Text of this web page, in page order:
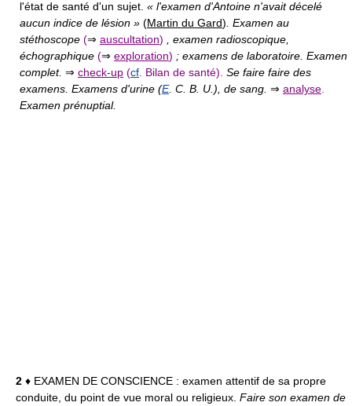
l'état de santé d'un sujet. « l'examen d'Antoine n'avait décelé
aucun indice de lésion » (Martin du Gard) . Examen au
stéthoscope (⇒ auscultation) , examen radioscopique,
échographique (⇒ exploration) ; examens de laboratoire. Examen
complet. ⇒ check-up (cf . Bilan de santé). Se faire faire des
examens. Examens d'urine (E. C. B. U.), de sang. ⇒ analyse
Examen prénuptial.
2 ♦ EXAMEN DE CONSCIENCE : examen attentif de sa propre
conduite, du point de vue moral ou religieux. Faire son examen de